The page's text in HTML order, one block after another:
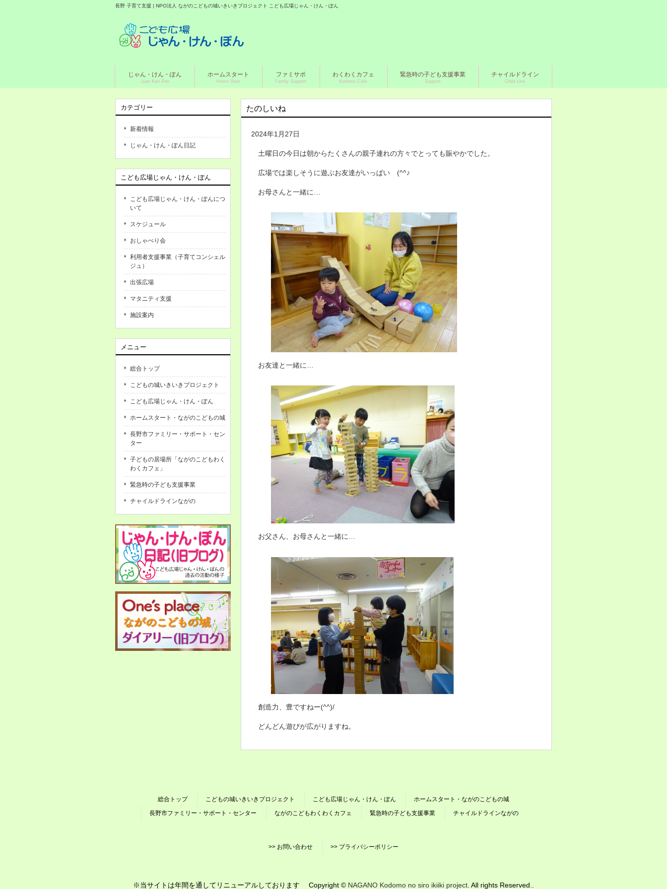
長野 子育て支援 | NPO法人 ながのこどもの城いきいきプロジェクト こども広場じゃん・けん・ぽん
じゃん・けん・ぽん
Jyan Ken Pon
ホームスタート
Home Start
ファミサポ
Family Support
わくわくカフェ
Kodomo Cafe
緊急時の子ども支援事業
Support
チャイルドライン
Child Line
たのしいね
2024年1月27日
土曜日の今日は朝からたくさんの親子連れの方々でとっても賑やかでした。
広場では楽しそうに遊ぶお友達がいっぱい (^^♪
お母さんと一緒に…
お友達と一緒に…
お父さん、お母さんと一緒に…
創造力、豊ですねー(^^)/
どんどん遊びが広がりますね。
カテゴリー
新着情報
じゃん・けん・ぽん日記
こども広場じゃん・けん・ぽん
こども広場じゃん・けん・ぽんにつ
いて
スケジュール
おしゃべり会
利用者支援事業（子育てコンシェル
ジュ）
出張広場
マタニティ支援
施設案内
メニュー
総合トップ
こどもの城いきいきプロジェクト
こども広場じゃん・けん・ぽん
ホームスタート・ながのこどもの城
長野市ファミリー・サポート・セン
ター
子どもの居場所「ながのこどもわく
わくカフェ」
緊急時の子ども支援事業
チャイルドラインながの
総合トップ こどもの城いきいきプロジェクト こども広場じゃん・けん・ぽん
ホームスタート・ながのこどもの城
長野市ファミリー・サポート・センター
ながのこどもわくわくカフェ 緊急時の子ども支援事業 チャイルドラインながの
>> お問い合わせ >> プライバシーポリシー
※当サイトは年間を通してリニューアルしております Copyright © NAGANO Kodomo no siro ikiiki project . All rights Reserved..